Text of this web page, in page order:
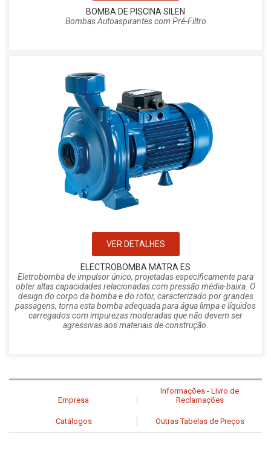
BOMBA DE PISCINA SILEN
Bombas Autoaspirantes com Pré-Filtro
VER DETALHES
ELECTROBOMBA MATRA ES
Eletrobomba de impulsor único, projetadas especificamente para
obter altas capacidades relacionadas com pressão média-baixa. O
design do corpo da bomba e do rotor, caracterizado por grandes
passagens, torna esta bomba adequada para água limpa e líquidos
carregados com impurezas moderadas que não devem ser
agressivas aos materiais de construção.
Empresa
Informações - Livro de
Reclamações
Catálogos Outras Tabelas de Preços